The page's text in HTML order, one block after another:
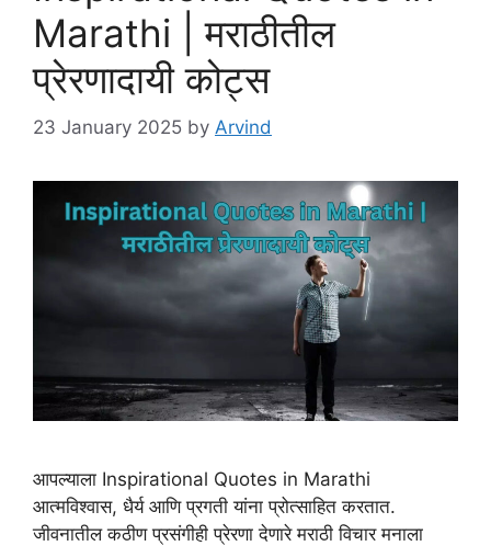
Marathi | मराठीतील
प्रेरणादायी कोट्स
23 January 2025 by Arvind
आपल्याला Inspirational Quotes in Marathi
आत्मविश्वास, धैर्य आणि प्रगती यांना प्रोत्साहित करतात.
जीवनातील कठीण प्रसंगीही प्रेरणा देणारे मराठी विचार मनाला